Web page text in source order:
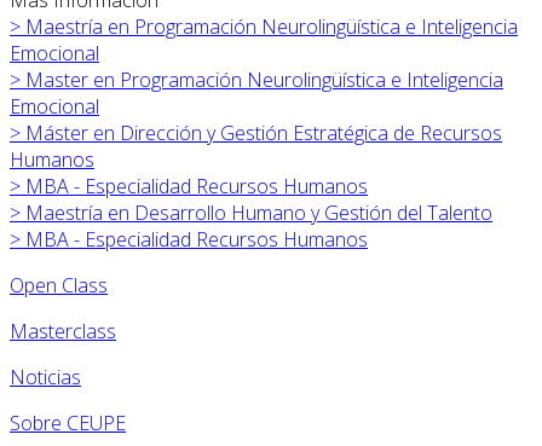
> Maestría en Programación Neurolingüística e Inteligencia
Emocional
> Master en Programación Neurolingüística e Inteligencia
Emocional
> Máster en Dirección y Gestión Estratégica de Recursos
Humanos
> MBA - Especialidad Recursos Humanos
> Maestría en Desarrollo Humano y Gestión del Talento
> MBA - Especialidad Recursos Humanos
Open Class
Masterclass
Noticias
Sobre CEUPE